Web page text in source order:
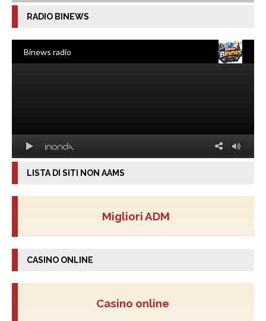
RADIO BINEWS
LISTA DI SITI NON AAMS
Migliori ADM
CASINO ONLINE
Casino online